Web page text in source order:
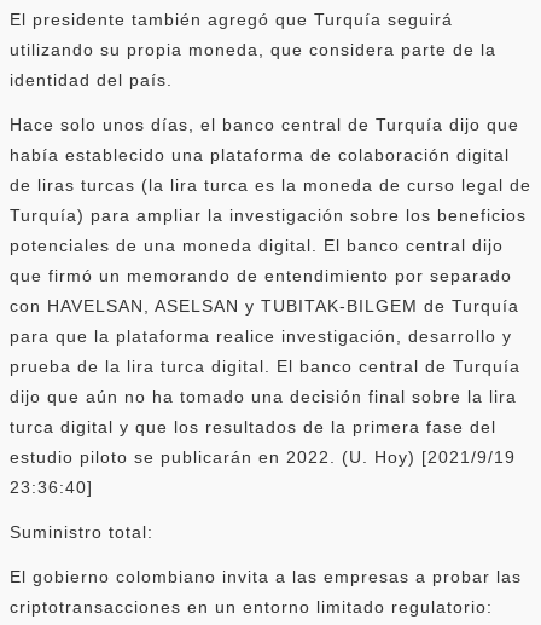
El presidente también agregó que Turquía seguirá
utilizando su propia moneda, que considera parte de la
identidad del país.
Hace solo unos días, el banco central de Turquía dijo que
había establecido una plataforma de colaboración digital
de liras turcas (la lira turca es la moneda de curso legal de
Turquía) para ampliar la investigación sobre los beneficios
potenciales de una moneda digital. El banco central dijo
que firmó un memorando de entendimiento por separado
con HAVELSAN, ASELSAN y TUBITAK-BILGEM de Turquía
para que la plataforma realice investigación, desarrollo y
prueba de la lira turca digital. El banco central de Turquía
dijo que aún no ha tomado una decisión final sobre la lira
turca digital y que los resultados de la primera fase del
estudio piloto se publicarán en 2022. (U. Hoy) [2021/9/19
23:36:40]
Suministro total:
El gobierno colombiano invita a las empresas a probar las
criptotransacciones en un entorno limitado regulatorio: